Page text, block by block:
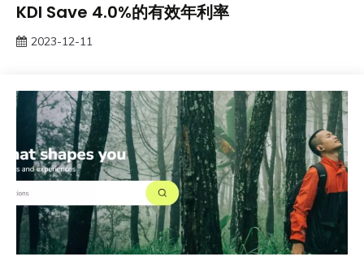
KDI Save 4.0%的有效年利率
2023-12-11